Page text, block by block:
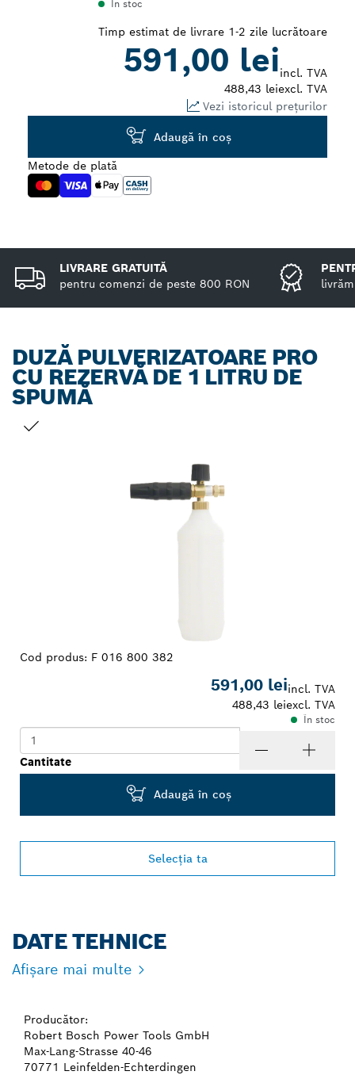
În stoc
Timp estimat de livrare 1-2 zile lucrătoare
591,00 leiincl. TVA
488,43 leiexcl. TVA
Vezi istoricul prețurilor
Adaugă în coş
Metode de plată
LIVRARE GRATUITĂ
pentru comenzi de peste 800 RON
DUZĂ PULVERIZATOARE PRO
CU REZERVĂ DE 1 LITRU DE
SPUMĂ
Cod produs: F 016 800 382
591,00 leiincl. TVA
488,43 leiexcl. TVA
În stoc
Cantitate
Adaugă în coş
Selecţia ta
DATE TEHNICE
Afișare mai multe
Producător:
Robert Bosch Power Tools GmbH
Max-Lang-Strasse 40-46
70771 Leinfelden-Echterdingen